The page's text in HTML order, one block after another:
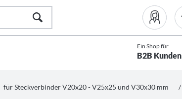
Ein Shop für
B2B Kunden
für Steckverbinder V20x20 - V25x25 und V30x30 mm /